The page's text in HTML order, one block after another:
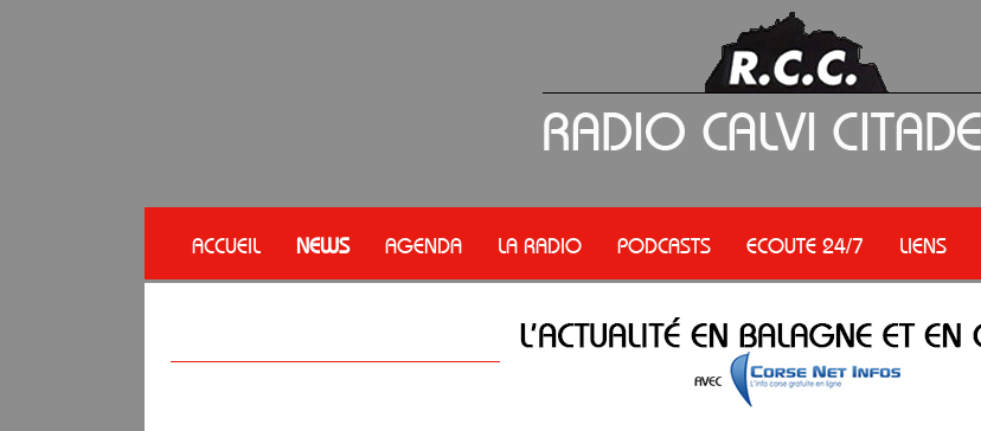
ACCUEIL NEWS AGENDA LA RADIO PODCASTS ECOUTE 24/7 LIENS